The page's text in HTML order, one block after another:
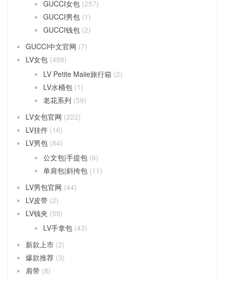
GUCCI女包 (257)
GUCCI男包 (1)
GUCCI钱包 (2)
GUCCI中文官网 (7)
LV女包 (498)
LV Petite Maiie旅行箱 (2)
LV水桶包 (1)
老花系列 (59)
LV女包官网 (222)
LV挂件 (16)
LV男包 (84)
公文包|手提包 (6)
单肩包|斜挎包 (11)
LV男包官网 (44)
LV皮带 (2)
LV钱夹 (59)
LV手拿包 (43)
新款上市 (2)
爆款推荐 (3)
肩带 (8)